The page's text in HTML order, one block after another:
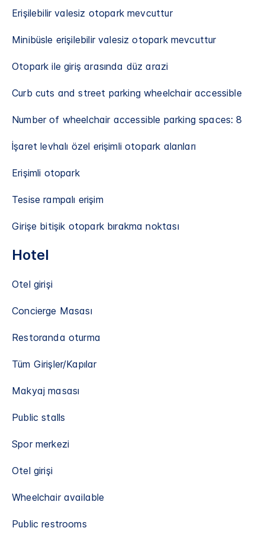
Erişilebilir valesiz otopark mevcuttur
Minibüsle erişilebilir valesiz otopark mevcuttur
Otopark ile giriş arasında düz arazi
Curb cuts and street parking wheelchair accessible
Number of wheelchair accessible parking spaces: 8
İşaret levhalı özel erişimli otopark alanları
Erişimli otopark
Tesise rampalı erişim
Girişe bitişik otopark bırakma noktası
Hotel
Otel girişi
Concierge Masası
Restoranda oturma
Tüm Girişler/Kapılar
Makyaj masası
Public stalls
Spor merkezi
Otel girişi
Wheelchair available
Public restrooms